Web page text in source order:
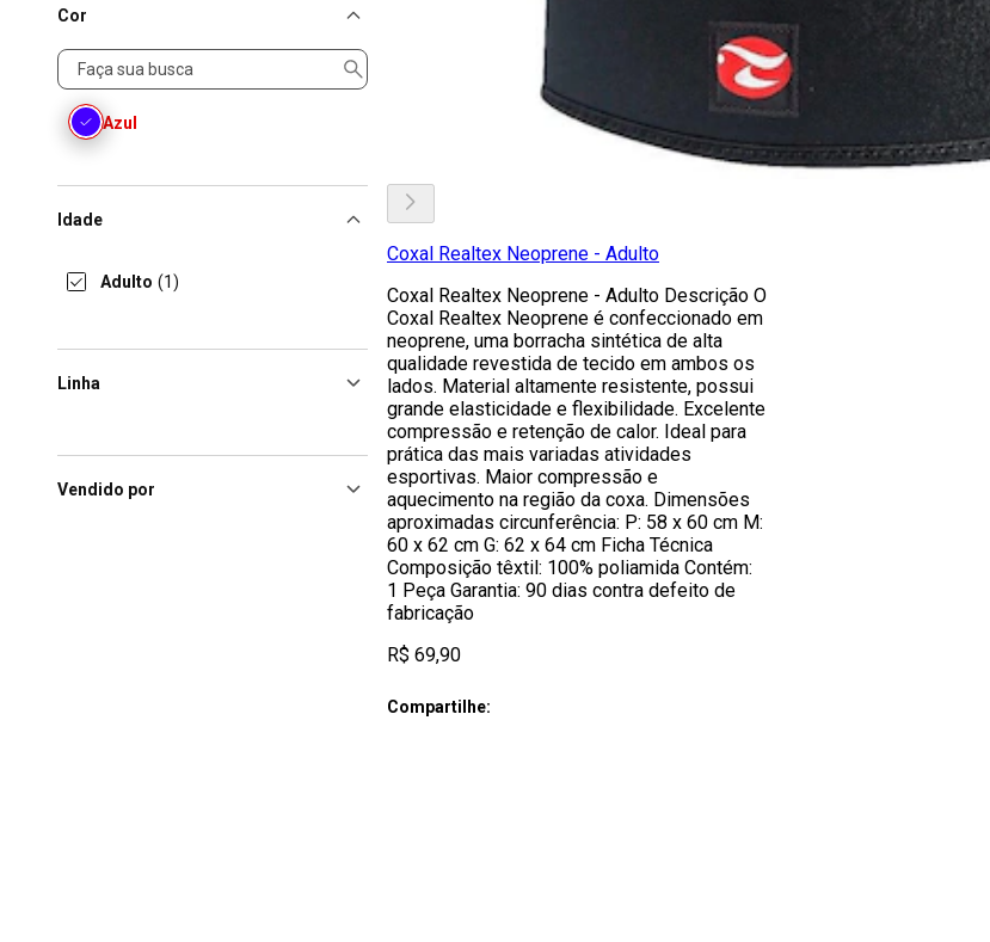
Cor
Cor
Azul
Idade
Adulto (1)
Linha
Vendido por
Coxal Realtex Neoprene - Adulto
Coxal Realtex Neoprene - Adulto Descrição O
Coxal Realtex Neoprene é confeccionado em
neoprene, uma borracha sintética de alta
qualidade revestida de tecido em ambos os
lados. Material altamente resistente, possui
grande elasticidade e flexibilidade. Excelente
compressão e retenção de calor. Ideal para
prática das mais variadas atividades
esportivas. Maior compressão e
aquecimento na região da coxa. Dimensões
aproximadas circunferência: P: 58 x 60 cm M:
60 x 62 cm G: 62 x 64 cm Ficha Técnica
Composição têxtil: 100% poliamida Contém:
1 Peça Garantia: 90 dias contra defeito de
fabricação
R$ 69,90
Compartilhe: